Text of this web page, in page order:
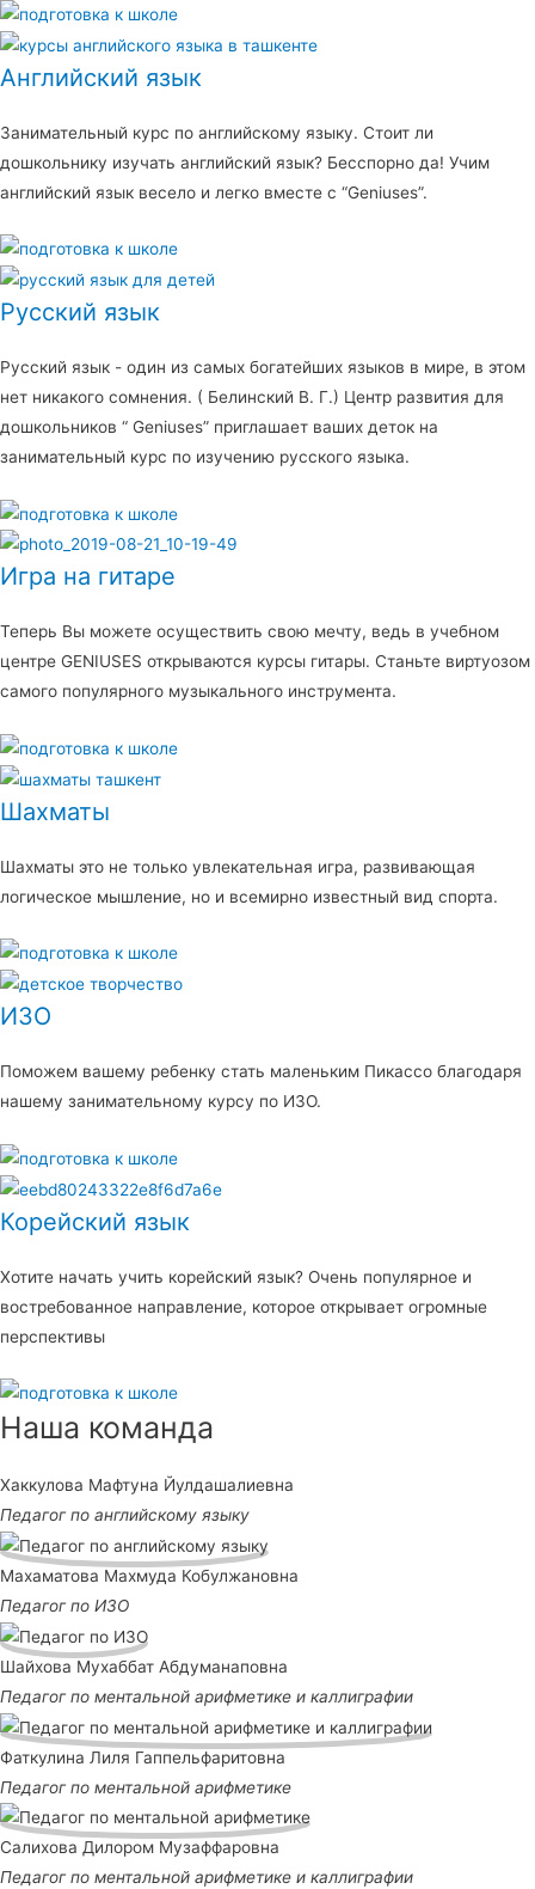
Английский язык
Занимательный курс по английскому языку. Стоит ли
дошкольнику изучать английский язык? Бесспорно да! Учим
английский язык весело и легко вместе с “Geniuses”.
Русский язык
Русский язык - один из самых богатейших языков в мире, в этом
нет никакого сомнения. ( Белинский В. Г.) Центр развития для
дошкольников “ Geniuses” приглашает ваших деток на
занимательный курс по изучению русского языка.
Игра на гитаре
Теперь Вы можете осуществить свою мечту, ведь в учебном
центре GENIUSES открываются курсы гитары. Станьте виртуозом
самого популярного музыкального инструмента.
Шахматы
Шахматы это не только увлекательная игра, развивающая
логическое мышление, но и всемирно известный вид спорта.
ИЗО
Поможем вашему ребенку стать маленьким Пикассо благодаря
нашему занимательному курсу по ИЗО.
Корейский язык
Хотите начать учить корейский язык? Очень популярное и
востребованное направление, которое открывает огромные
перспективы
Наша команда
Хаккулова Мафтуна Йулдашалиевна
Педагог по английскому языку
Махаматова Махмуда Кобулжановна
Педагог по ИЗО
Шайхова Мухаббат Абдуманаповна
Педагог по ментальной арифметике и каллиграфии
Фаткулина Лиля Гаппельфаритовна
Педагог по ментальной арифметике
Салихова Дилором Музаффаровна
Педагог по ментальной арифметике и каллиграфии